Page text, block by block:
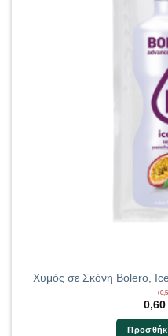
Χυμός σε Σκόνη Bolero,
0,60